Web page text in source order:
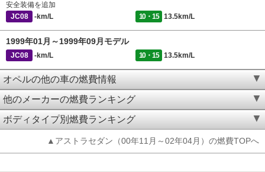
安全装備を追加
JC08
-km/L 10・15 13.5km/L
1999年01月～1999年09月モデル
JC08 -km/L 10・15 13.5km/L
オペルの他の車の燃費情報
他のメーカーの燃費ランキング
ボディタイプ別燃費ランキング
▲アストラセダン（00年11月～02年04月）の燃費TOPへ